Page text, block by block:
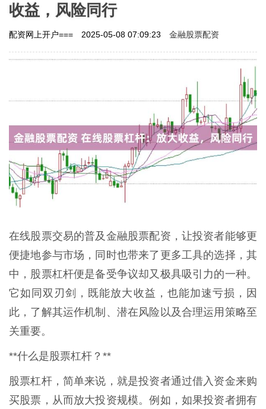
收益，风险同行
配资网上开户=== 2025-05-08 07:09:23 金融股票配资
在线股票交易的普及金融股票配资，让投资者能够更
便捷地参与市场，同时也带来了更多工具的选择，其
中，股票杠杆便是备受争议却又极具吸引力的一种。
它如同双刃剑，既能放大收益，也能加速亏损，因
此，了解其运作机制、潜在风险以及合理运用策略至
关重要。
**什么是股票杠杆？**
股票杠杆，简单来说，就是投资者通过借入资金来购
买股票，从而放大投资规模。例如，如果投资者拥有